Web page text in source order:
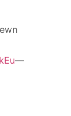
—